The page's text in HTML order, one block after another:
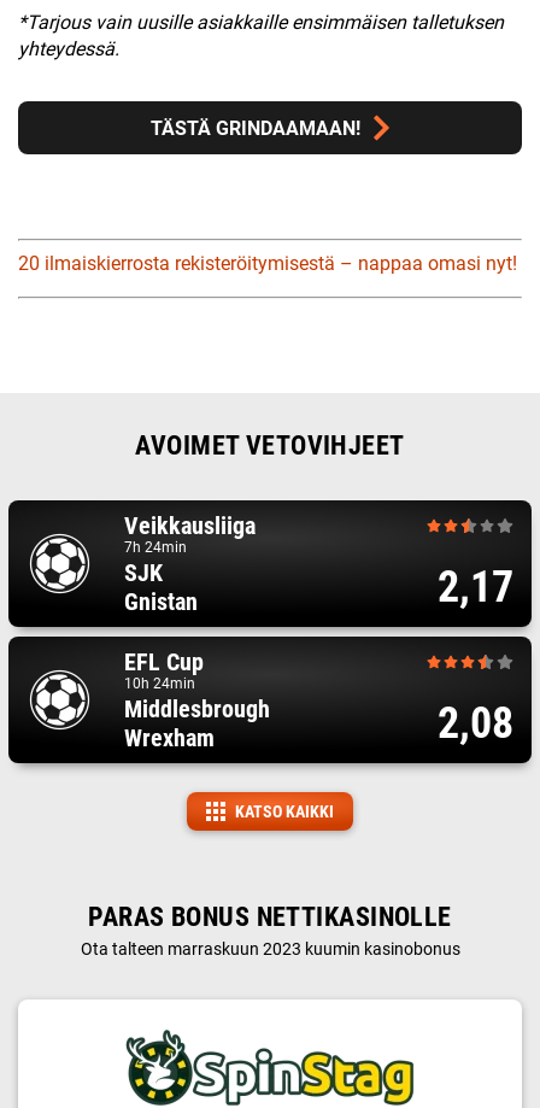
*Tarjous vain uusille asiakkaille ensimmäisen talletuksen
yhteydessä.
TÄSTÄ GRINDAAMAAN!
20 ilmaiskierrosta rekisteröitymisestä – nappaa omasi nyt!
AVOIMET VETOVIHJEET
Veikkausliiga
7h 24min
SJK
Gnistan
2,17
EFL Cup
10h 24min
Middlesbrough
Wrexham
2,08
KATSO KAIKKI
PARAS BONUS NETTIKASINOLLE
Ota talteen marraskuun 2023 kuumin kasinobonus